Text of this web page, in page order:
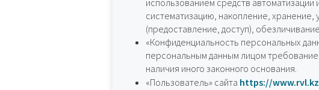
использованием средств
систематизацию, накопление,
(предоставление, доступ),
«Конфиденциальность персональных
персональным данным лицом требование
наличия иного законного основания.
«Пользователь» сайта https://www.rvl.kz